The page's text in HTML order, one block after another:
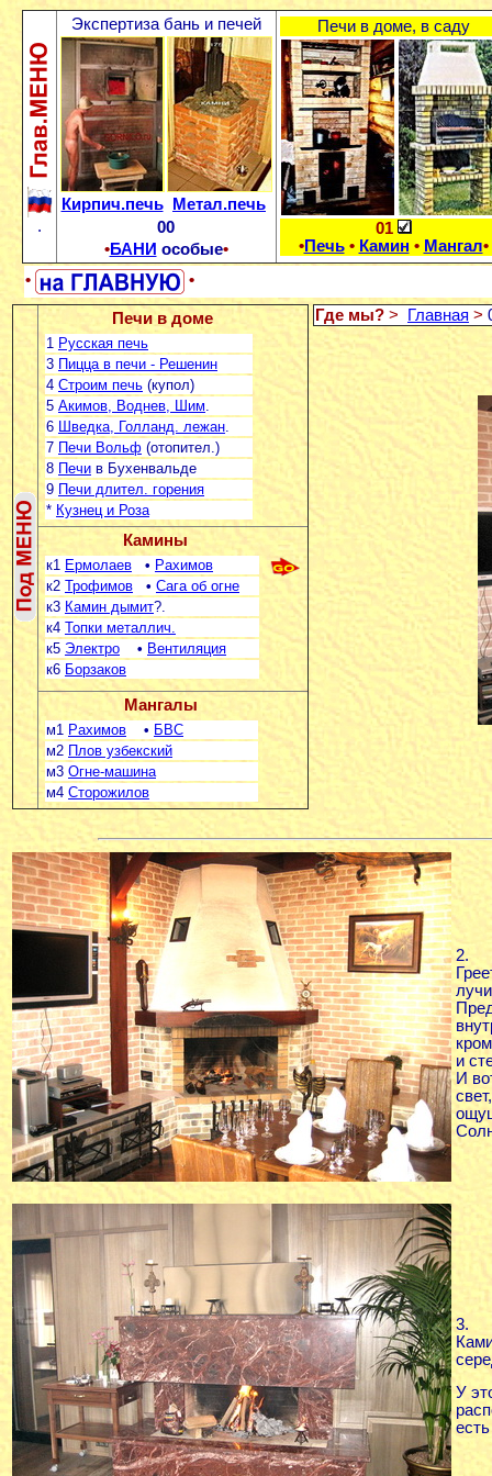
.
Экспертиза бань и печей
Кирпич.печь
Метал.печь
00
•БАНИ особые•
Печи в доме, в саду
01
•Печь • Камин • Мангал•
•
•
Печи в доме
1 Русская печь
3 Пицца в печи - Решенин
4 Строим печь (купол)
5 Акимов, Воднев, Шим.
6 Шведка, Голланд. лежан.
7 Печи Вольф (отопител.)
8 Печи в Бухенвальде
9 Печи длител. горения
* Кузнец и Роза
Камины
к1 Ермолаев • Рахимов
к2 Трофимов • Сага об огне
к3 Камин дымит?.
к4 Топки металлич.
к5 Электро • Вентиляция
к6 Борзаков
Мангалы
м1 Рахимов • БВС
м2 Плов узбекский
м3 Огне-машина
м4 Сторожилов
Где мы? > Главная >
2.
и
И
3.
У